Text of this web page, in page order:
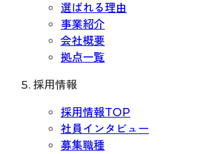
選ばれる理由
事業紹介
会社概要
拠点一覧
採用情報
採用情報TOP
社員インタビュー
募集職種